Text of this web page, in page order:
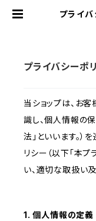
プライ
プライバシーポ
当ショップは、お
識し、個人情報の
法」といいます。）
リシー（以下「本プ
い、適切な取扱い
1. 個人情報の定義